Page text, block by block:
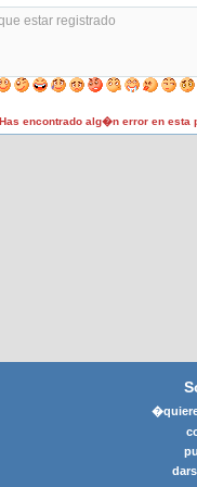
encontrado alg�n error en esta